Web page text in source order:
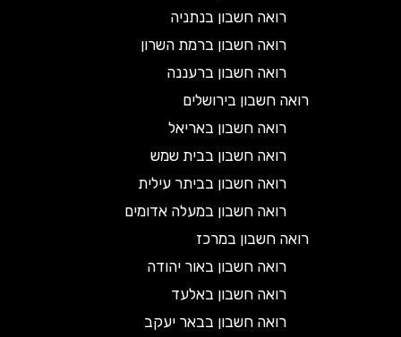
רואה חשבון בנתניה
רואה חשבון ברמת השרון
רואה חשבון ברעננה
רואה חשבון בירושלים
רואה חשבון באריאל
רואה חשבון בבית שמש
רואה חשבון בביתר עילית
רואה חשבון במעלה אדומים
רואה חשבון במרכז
רואה חשבון באור יהודה
רואה חשבון באלעד
רואה חשבון בבאר יעקב